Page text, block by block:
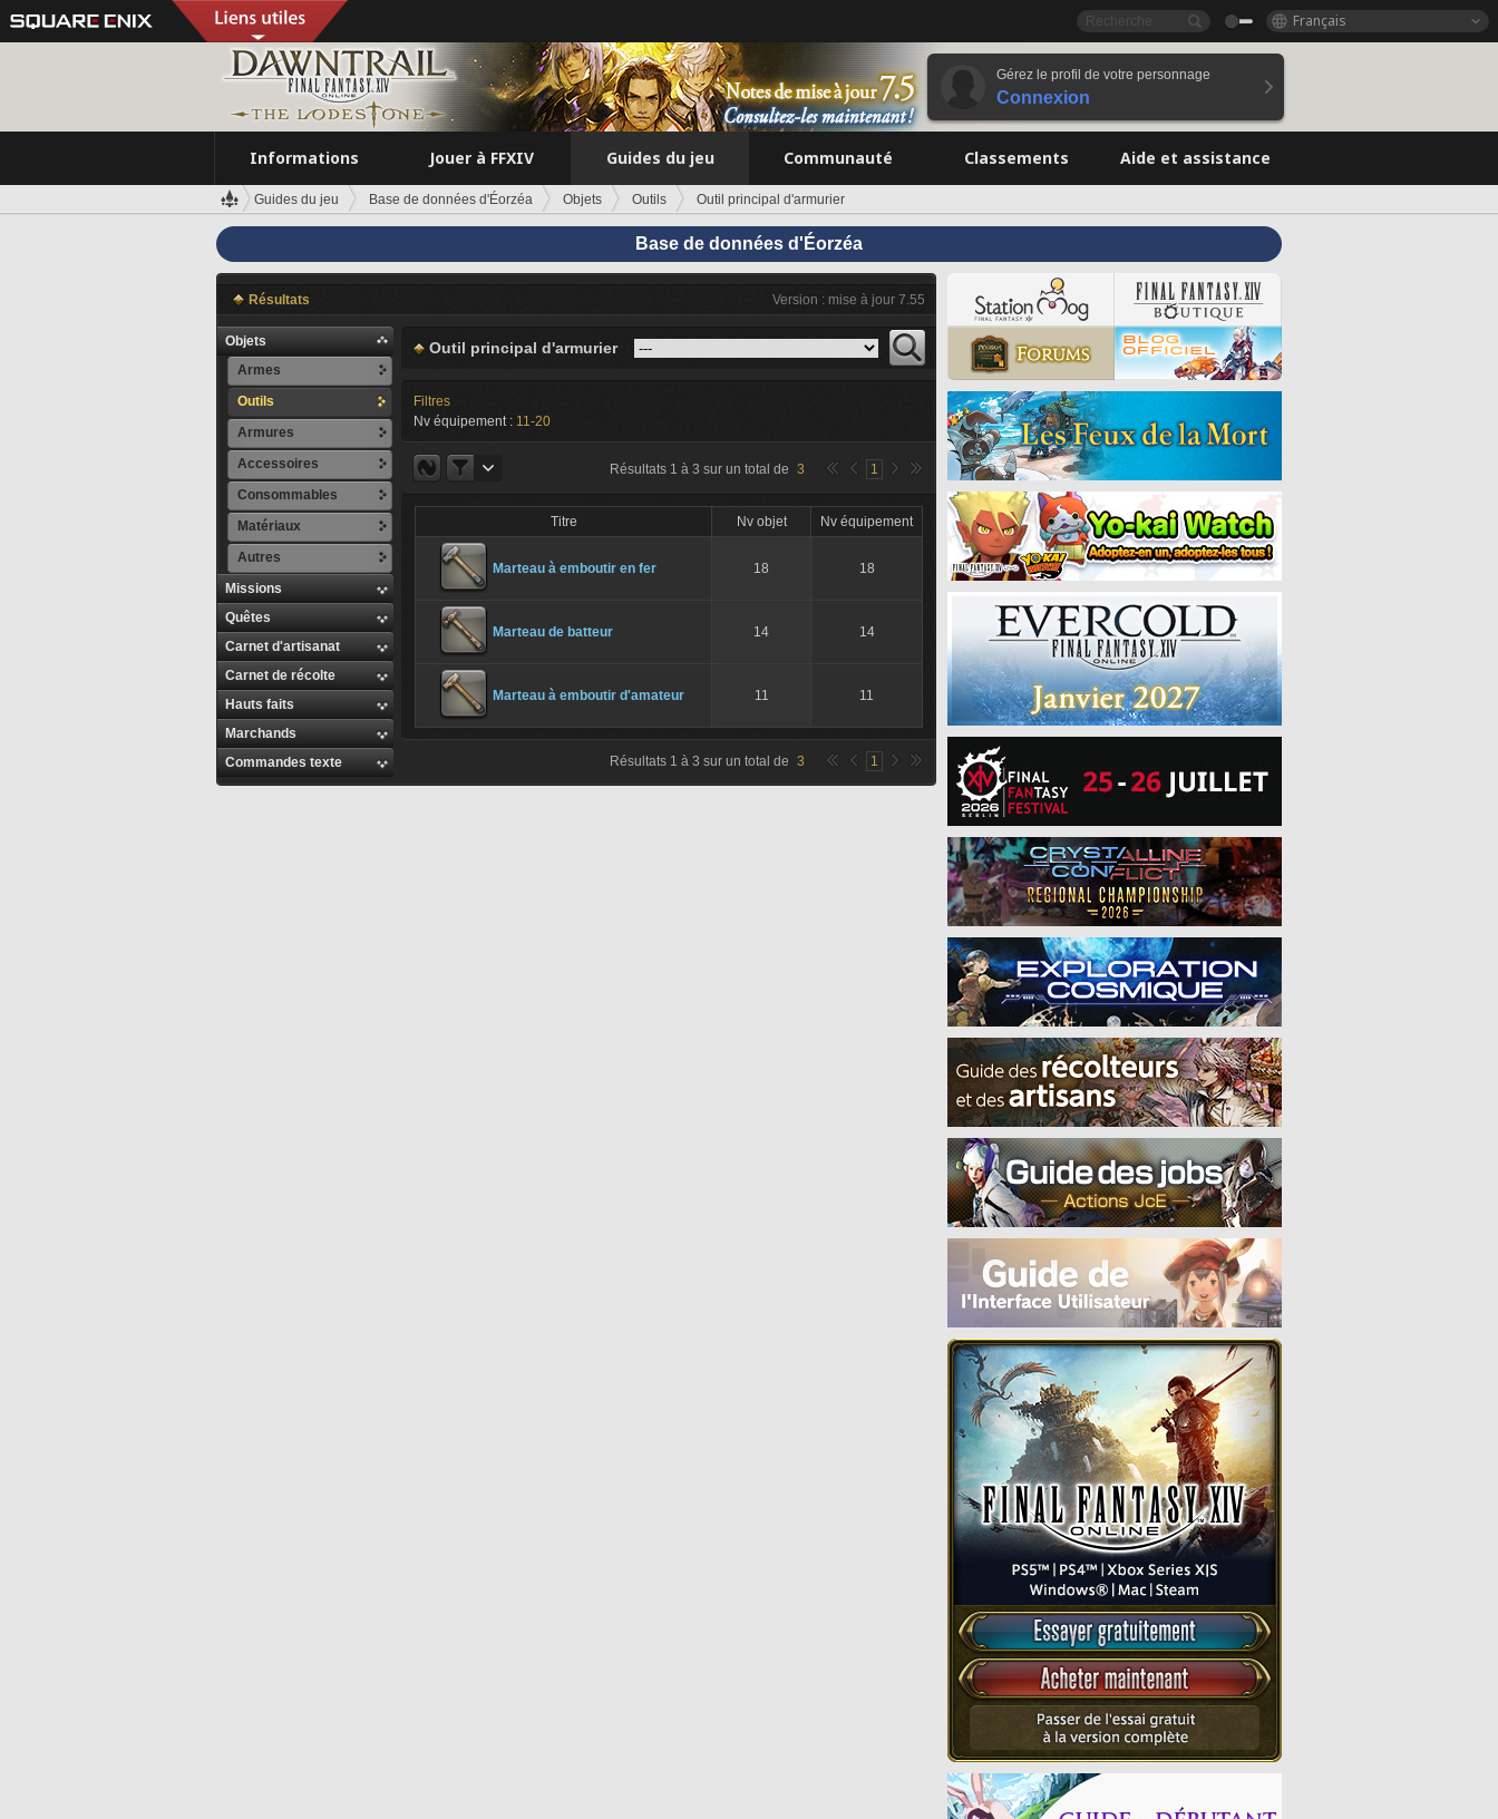
Français
Gérez le profil de votre personnage
Connexion
Informations Jouer à FFXIV Guides du jeu Communauté Classements Aide et assistance
Guides du jeu Base de données d'Éorzéa Objets Outils Outil principal d'armurier
Base de données d'Éorzéa
Résultats Version : mise à jour 7.55
Objets
Armes
Outils
Armures
Accessoires
Consommables
Matériaux
Autres
Missions
Quêtes
Carnet d'artisanat
Carnet de récolte
Hauts faits
Marchands
Commandes texte
Outil principal d'armurier
Filtres
Nv équipement : 11-20
Résultats 1 à 3 sur un total de 3 1
Titre Nv objet Nv équipement
Marteau à emboutir en fer 18 18
Marteau de batteur 14 14
Marteau à emboutir d'amateur 11 11
Résultats 1 à 3 sur un total de 3 1